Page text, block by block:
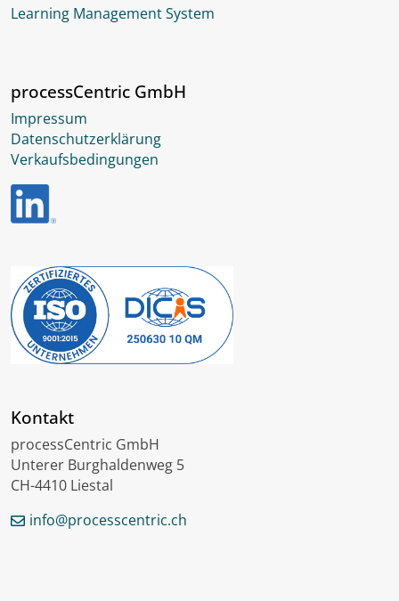
Learning Management System
processCentric GmbH
Impressum
Datenschutzerklärung
Verkaufsbedingungen
Kontakt
processCentric GmbH
Unterer Burghaldenweg 5
CH-4410 Liestal
info@processcentric.ch